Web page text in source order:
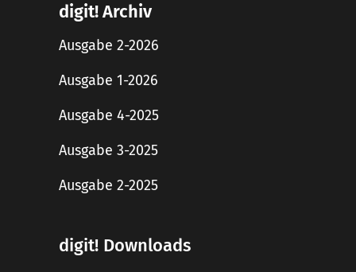
digit! Archiv
Ausgabe 2-2026
Ausgabe 1-2026
Ausgabe 4-2025
Ausgabe 3-2025
Ausgabe 2-2025
digit! Downloads